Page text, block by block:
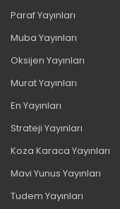
Paraf Yayınları
Muba Yayınları
Oksijen Yayınları
Murat Yayınları
En Yayınları
Strateji Yayınları
Koza Karaca Yayınları
Mavi Yunus Yayınları
Tudem Yayınları